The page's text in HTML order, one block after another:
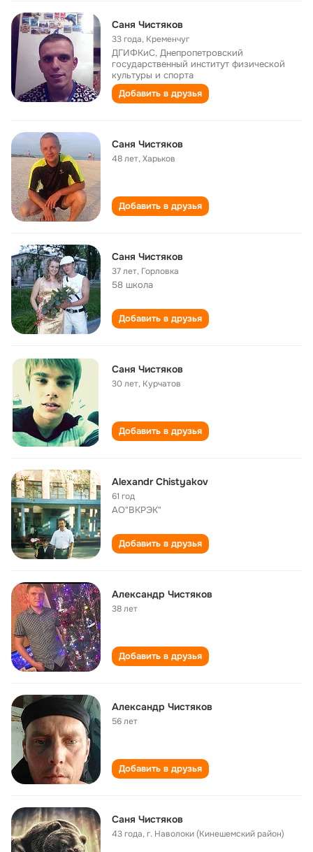
Саня Чистяков
33 года, Кременчуг
ДГИФКиС, Днепропетровский
государственный институт физической
культуры и спорта
Добавить в друзья
Cаня Чистяков
48 лет,Харьков
Добавить в друзья
Саня Чистяков
37 лет, Горловка
58 школа
Добавить в друзья
Саня Чистяков
30 лет, Курчатов
Добавить в друзья
Alexandr Chistyakov
61 год
АО"ВКРЭК"
Добавить в друзья
Александр Чистяков
38 лет
Добавить в друзья
Александр Чистяков
56 лет
Добавить в друзья
Саня Чистяков
43 года,г. Наволоки (Кинешемский район)